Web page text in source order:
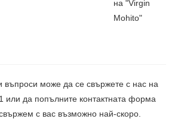
на "Virgin
Mohito"
въпроси може да се свържете с нас на
или да попълните контактната форма
с вас възможно най-скоро.